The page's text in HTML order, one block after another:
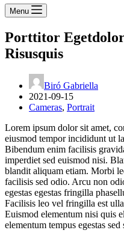
Menu
Porttitor
Risusquis
Biró Gabriella
2021-09-15
Cameras, Portrait
Lorem ipsum dolor sit amet,
eiusmod tempor incididunt ut
Bibendum enim facilisis
imperdiet sed euismod nisi.
blandit aliquam etiam. Morbi
facilisis sed odio. Arcu non
egestas egestas fringilla
Facilisis leo vel fringilla est
Euismod elementum nisi quis
elementum tempus egestas sed